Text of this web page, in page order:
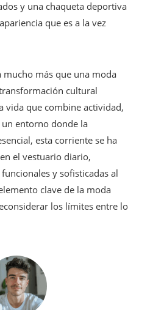
y una chaqueta deportiva
que es a la vez
mucho más que una moda
cultural
vida que combine actividad,
entorno donde la
esta corriente se ha
el vestuario diario,
y sofisticadas al
clave de la moda
los límites entre lo